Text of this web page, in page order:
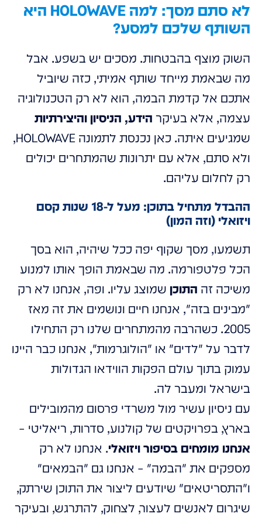
לא סתם מסך: למה HOLOWAVE היא
השותף שלכם למסע?
השוק מוצף בהבטחות. מסכים יש בשפע. אבל
מה שבאמת מייחד שותף אמיתי, כזה שיוביל
אתכם אל קדמת הבמה, הוא לא רק הטכנולוגיה
עצמה, אלא בעיקר הידע, הניסיון והיצירתיות
שמגיעים איתה. כאן נכנסת לתמונה HOLOWAVE,
ולא סתם, אלא עם יתרונות שהמתחרים יכולים
רק לחלום עליהם.
ההבדל מתחיל בתוכן: מעל ל-18 שנות קסם
ויזואלי (וזה המון)
תשמעו, מסך שקוף יפה ככל שיהיה, הוא בסך
הכל פלטפורמה. מה שבאמת הופך אותו למנוע
משיכה זה התוכן שמוצג עליו. ופה, אנחנו לא רק
"מבינים בזה", אנחנו חיים ונושמים את זה מאז
2005. כשהרבה מהמתחרים שלנו רק התחילו
לדבר על "לדים" או "הולוגרמות", אנחנו כבר היינו
עמוק בתוך עולם הפקות הווידאו הגדולות
בישראל ומעבר לה.
עם ניסיון עשיר מול משרדי פרסום מהמובילים
בארץ, בפרויקטים של קולנוע, סדרות, ריאליטי –
אנחנו מומחים בסיפור ויזואלי. אנחנו לא רק
מספקים את "הבמה" – אנחנו גם "הבמאים"
ו"התסריטאים" שיודעים ליצור את התוכן שירתק,
שיגרום לאנשים לעצור, לצחוק, להתרגש, ובעיקר